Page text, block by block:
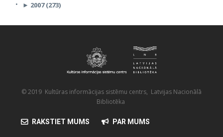
► 2007 (273)
© 2019 Kultūras informācijas sistēmu centrs, Latvijas Nacionālā
Bibliotēka
RAKSTIET MUMS PAR MUMS